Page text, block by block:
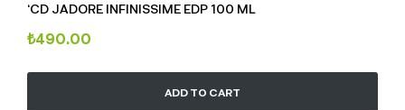
‘CD JADORE INFINISSIME EDP 100 ML
₺490.00
ADD TO CART